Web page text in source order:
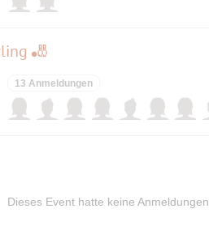
🎳
13 Anmeldungen
Dieses Event hatte keine Anmeldungen